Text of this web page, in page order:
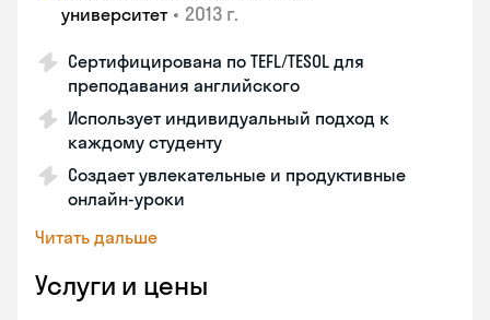
университет • 2013 г.
Сертифицирована по TEFL/TESOL для
преподавания английского
Использует индивидуальный подход к
каждому студенту
Создает увлекательные и продуктивные
онлайн-уроки
Читать дальше
Услуги и цены